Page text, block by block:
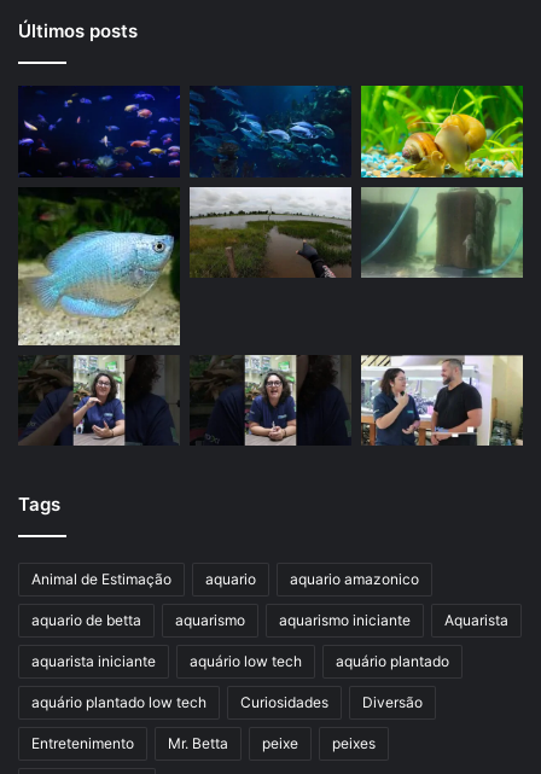
Últimos posts
Tags
Animal de Estimação aquario aquario amazonico
aquario de betta aquarismo aquarismo iniciante Aquarista
aquarista iniciante aquário low tech aquário plantado
aquário plantado low tech Curiosidades Diversão
Entretenimento Mr. Betta peixe peixes